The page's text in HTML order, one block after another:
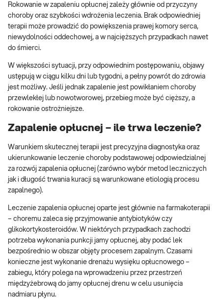
Rokowanie w zapaleniu opłucnej zależy głównie od przyczyny
choroby oraz szybkości wdrożenia leczenia. Brak odpowiedniej
terapii może prowadzić do powiększenia prawej komory serca,
niewydolności oddechowej, a w najcięższych przypadkach nawet
do śmierci.
W większości sytuacji, przy odpowiednim postępowaniu, objawy
ustępują w ciągu kilku dni lub tygodni, a pełny powrót do zdrowia
jest możliwy. Jeśli jednak zapalenie jest powikłaniem choroby
przewlekłej lub nowotworowej, przebieg może być cięższy, a
rokowanie ostrożniejsze.
Zapalenie opłucnej – ile trwa leczenie?
Warunkiem skutecznej terapii jest precyzyjna diagnostyka oraz
ukierunkowanie leczenie choroby podstawowej odpowiedzialnej
za rozwój zapalenia opłucnej (zarówno wybór metod leczniczych
jak i długość trwania kuracji są warunkowane etiologią procesu
zapalnego).
Leczenie zapalenia opłucnej oparte jest głównie na farmakoterapii
– choremu zaleca się przyjmowanie antybiotyków czy
glikokortykosteroidów. W niektórych przypadkach zachodzi
potrzeba wykonania punkcji jamy opłucnej, aby podać lek
bezpośrednio w obszar objęty procesem zapalnym. Czasami
konieczne jest wykonanie drenażu wysięku opłucnowego –
zabiegu, który polega na wprowadzeniu przez przestrzeń
międzyżebrową do jamy opłucnej drenu w celu usunięcia
nadmiaru płynu.